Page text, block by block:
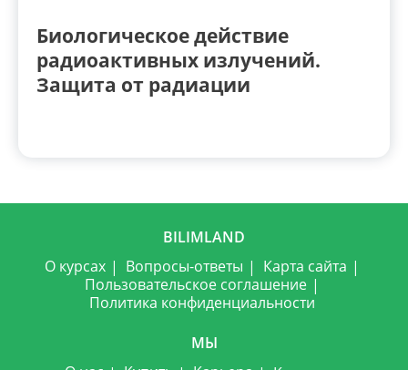
Биологическое действие
радиоактивных излучений.
Защита от радиации
BILIMLAND
О курсах
Вопросы-ответы
Карта сайта
Пользовательское соглашение
Политика конфиденциальности
МЫ